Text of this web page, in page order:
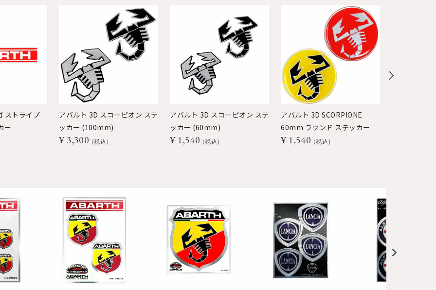
ストライプ
ー
アバルト 3D スコーピオン ステ
ッカー (100mm)
¥ 3,300 税込
アバルト 3D スコーピオン ステ
ッカー (60mm)
¥ 1,540 税込
アバルト 3D SCORPIONE
60mm ラウンド ステッカー
¥ 1,540 税込